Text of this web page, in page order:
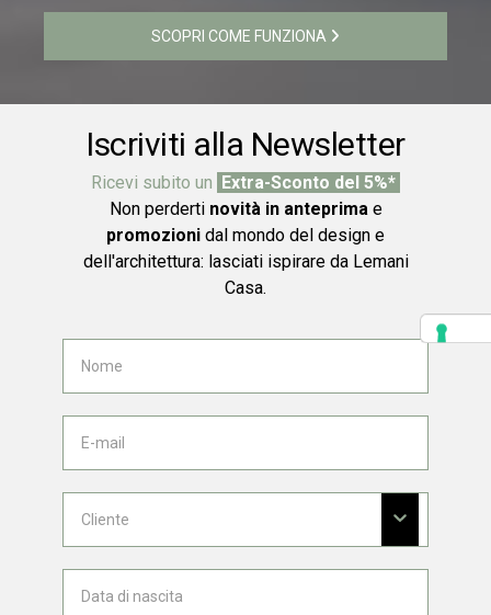
SCOPRI COME FUNZIONA
Iscriviti alla Newsletter
Ricevi subito un Extra-Sconto del 5%*
Non perderti novità in anteprima e
promozioni dal mondo del design e
dell'architettura: lasciati ispirare da Lemani
Casa.